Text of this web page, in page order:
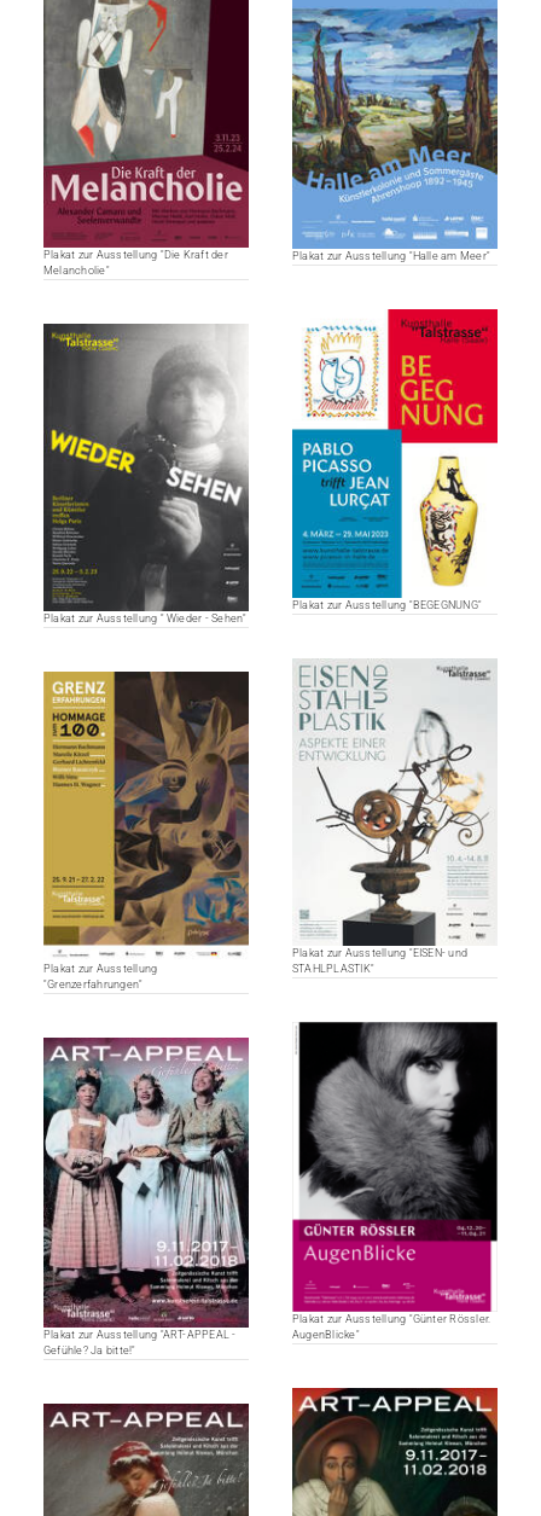
Plakat zur Ausstellung "Die Kraft der
Melancholie"
Plakat zur Ausstellung "Halle am Meer"
Plakat zur Ausstellung "BEGEGNUNG"
Plakat zur Ausstellung " Wieder - Sehen"
Plakat zur Ausstellung "EISEN- und
STAHLPLASTIK"
Plakat zur Ausstellung
"Grenzerfahrungen"
Plakat zur Ausstellung "Günter Rössler.
AugenBlicke"
Plakat zur Ausstellung "ART-APPEAL -
Gefühle? Ja bitte!"